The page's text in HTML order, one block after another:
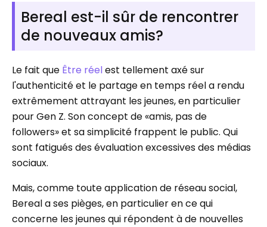
Bereal est-il sûr de rencontrer
de nouveaux amis?
Le fait que Être réelest tellement axé sur
l'authenticité et le partage en temps réel a rendu
extrêmement attrayant les jeunes, en particulier
pour Gen Z. Son concept de «amis, pas de
followers» et sa simplicité frappent le public. Qui
sont fatigués des évaluation excessives des médias
sociaux.
Mais, comme toute application de réseau social,
Bereal a ses pièges, en particulier en ce qui
concerne les jeunes qui répondent à de nouvelles